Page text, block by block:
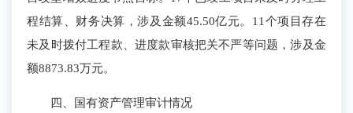
程结算、财务决算，涉及金额45.50亿元。 1 1 个项目存在
未及时拨付工程款、 进度款审核把关不严等问题，涉及金
额8873.83万元。
四、国有资产管理审计情况